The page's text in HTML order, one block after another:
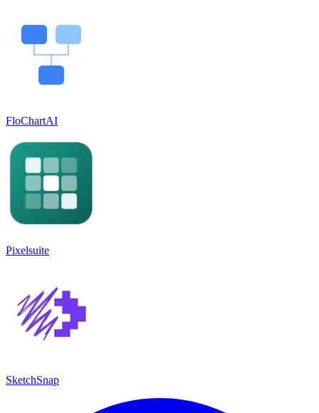
FloChartAI
Pixelsuite
SketchSnap